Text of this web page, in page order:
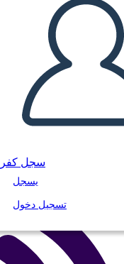
سجل
يسجل
تسجيل دخول
dei
di Isabel